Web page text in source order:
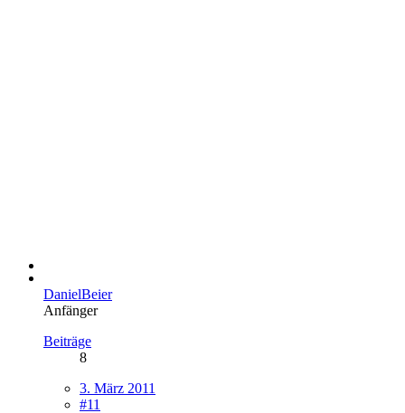
DanielBeier
Anfänger
Beiträge
8
3. März 2011
#11